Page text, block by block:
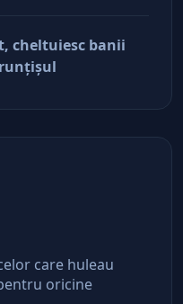
cheltuiesc banii
care huleau
oricine